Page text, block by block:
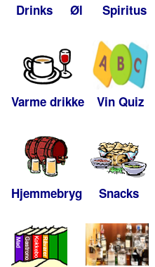
Drinks Øl Spiritus
Varme drikke Vin Quiz
Hjemmebryg Snacks